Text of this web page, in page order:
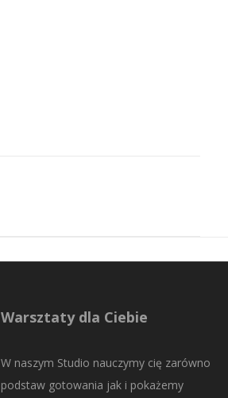
Warsztaty dla Ciebie
W naszym Studio nauczymy cię zarówno
podstaw gotowania jak i pokażemy